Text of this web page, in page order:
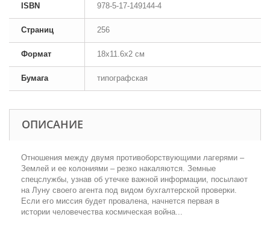
ISBN 978-5-17-149144-4
Страниц 256
Формат 18x11.6x2 см
Бумага типографская
ОПИСАНИЕ
Отношения между двумя противоборствующими лагерями –
Землей и ее колониями – резко накаляются. Земные
спецслужбы, узнав об утечке важной информации, посылают
на Луну своего агента под видом бухгалтерской проверки.
Если его миссия будет провалена, начнется первая в
истории человечества космическая война...